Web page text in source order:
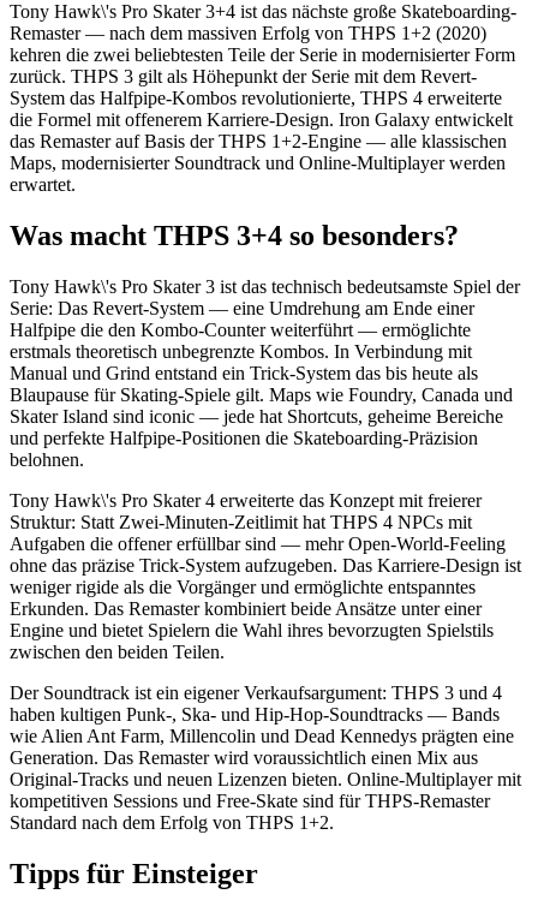
Tony Hawk\'s Pro Skater 3+4 ist das nächste große Skateboarding-
Remaster — nach dem massiven Erfolg von THPS 1+2 (2020)
kehren die zwei beliebtesten Teile der Serie in modernisierter Form
zurück. THPS 3 gilt als Höhepunkt der Serie mit dem Revert-
System das Halfpipe-Kombos revolutionierte, THPS 4 erweiterte
die Formel mit offenerem Karriere-Design. Iron Galaxy entwickelt
das Remaster auf Basis der THPS 1+2-Engine — alle klassischen
Maps, modernisierter Soundtrack und Online-Multiplayer werden
erwartet.
Was macht THPS 3+4 so besonders?
Tony Hawk\'s Pro Skater 3 ist das technisch bedeutsamste Spiel der
Serie: Das Revert-System — eine Umdrehung am Ende einer
Halfpipe die den Kombo-Counter weiterführt — ermöglichte
erstmals theoretisch unbegrenzte Kombos. In Verbindung mit
Manual und Grind entstand ein Trick-System das bis heute als
Blaupause für Skating-Spiele gilt. Maps wie Foundry, Canada und
Skater Island sind iconic — jede hat Shortcuts, geheime Bereiche
und perfekte Halfpipe-Positionen die Skateboarding-Präzision
belohnen.
Tony Hawk\'s Pro Skater 4 erweiterte das Konzept mit freierer
Struktur: Statt Zwei-Minuten-Zeitlimit hat THPS 4 NPCs mit
Aufgaben die offener erfüllbar sind — mehr Open-World-Feeling
ohne das präzise Trick-System aufzugeben. Das Karriere-Design ist
weniger rigide als die Vorgänger und ermöglichte entspanntes
Erkunden. Das Remaster kombiniert beide Ansätze unter einer
Engine und bietet Spielern die Wahl ihres bevorzugten Spielstils
zwischen den beiden Teilen.
Der Soundtrack ist ein eigener Verkaufsargument: THPS 3 und 4
haben kultigen Punk-, Ska- und Hip-Hop-Soundtracks — Bands
wie Alien Ant Farm, Millencolin und Dead Kennedys prägten eine
Generation. Das Remaster wird voraussichtlich einen Mix aus
Original-Tracks und neuen Lizenzen bieten. Online-Multiplayer mit
kompetitiven Sessions und Free-Skate sind für THPS-Remaster
Standard nach dem Erfolg von THPS 1+2.
Tipps für Einsteiger